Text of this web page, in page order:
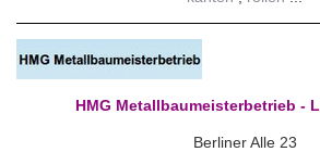
HMG Metallbaumeisterbetrieb -
Berliner Alle 23